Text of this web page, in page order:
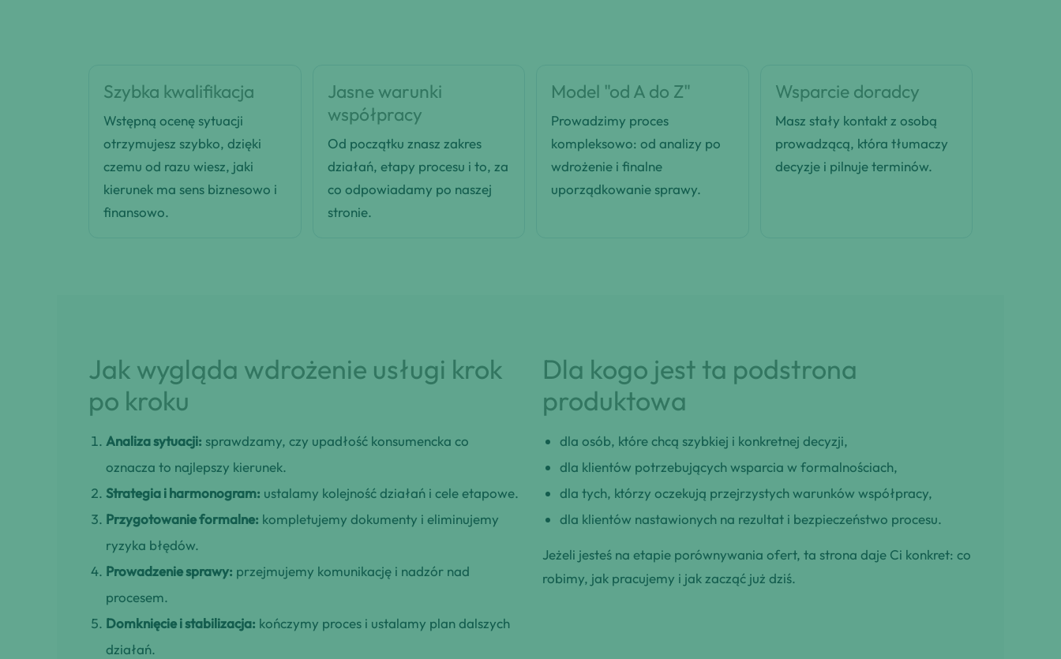
Szybka kwalifikacja
Wstępną ocenę sytuacji
otrzymujesz szybko, dzięki
czemu od razu wiesz, jaki
kierunek ma sens biznesowo i
finansowo.
Jasne warunki
współpracy
Od początku znasz zakres
działań, etapy procesu i to, za
co odpowiadamy po naszej
stronie.
Model "od A do Z"
Prowadzimy proces
kompleksowo: od analizy po
wdrożenie i finalne
uporządkowanie sprawy.
Wsparcie doradcy
Masz stały kontakt z osobą
prowadzącą, która tłumaczy
decyzje i pilnuje terminów.
Jak wygląda wdrożenie usługi krok
po kroku
Analiza sytuacji: sprawdzamy, czy upadłość konsumencka co
oznacza to najlepszy kierunek.
Strategia i harmonogram: ustalamy kolejność działań i cele etapowe.
Przygotowanie formalne: kompletujemy dokumenty i eliminujemy
ryzyka błędów.
Prowadzenie sprawy: przejmujemy komunikację i nadzór nad
procesem.
Domknięcie i stabilizacja: kończymy proces i ustalamy plan dalszych
działań.
Dla kogo jest ta podstrona
produktowa
dla osób, które chcą szybkiej i konkretnej decyzji,
dla klientów potrzebujących wsparcia w formalnościach,
dla tych, którzy oczekują przejrzystych warunków współpracy,
dla klientów nastawionych na rezultat i bezpieczeństwo procesu.
Jeżeli jesteś na etapie porównywania ofert, ta strona daje Ci konkret: co
robimy, jak pracujemy i jak zacząć już dziś.